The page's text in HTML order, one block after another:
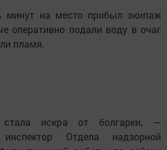
минут на место прибыл экипаж
подали воду в очаг
пламя.
искра от болгарки, —
инспектор Отдела надзорной